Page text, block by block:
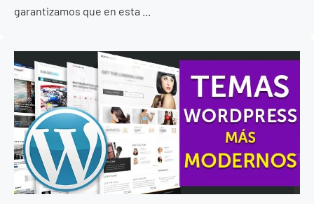
garantizamos que en esta ...